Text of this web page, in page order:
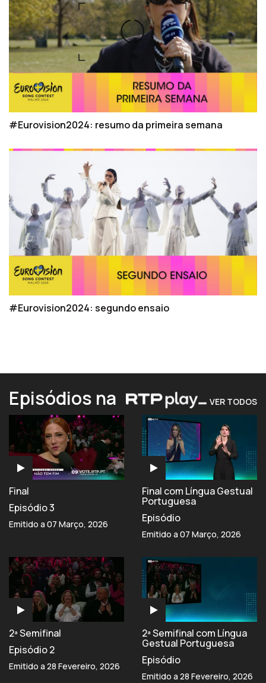
#Eurovision2024: resumo da primeira semana
#Eurovision2024: segundo ensaio
Episódios na VER TODOS
Final
Episódio 3
Emitido a 07 Março, 2026
Final com Língua Gestual
Portuguesa
Episódio
Emitido a 07 Março, 2026
2ª Semifinal
Episódio 2
Emitido a 28 Fevereiro, 2026
2ª Semifinal com Língua
Gestual Portuguesa
Episódio
Emitido a 28 Fevereiro, 2026